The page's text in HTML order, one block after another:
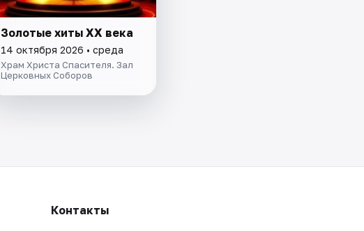
Золотые хиты XX века
14 октября 2026 • среда
Храм Христа Спасителя. Зал
Церковных Соборов
Контакты